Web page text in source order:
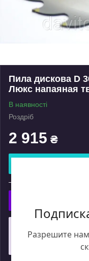
Разрешите
Пила дискова D
Люкс напаяная
В наявності
Роздріб
2 915 ₴
Замовлення під